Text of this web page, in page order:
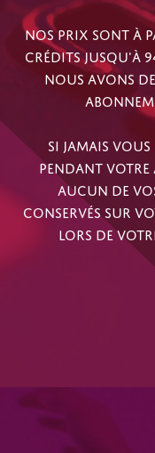
NOS PRIX SONT À
CRÉDITS JUSQU'À
NOUS AVONS
SI JAMAIS VOUS
PENDANT
AUCUN DE
CONSERVÉS SUR
LORS DE